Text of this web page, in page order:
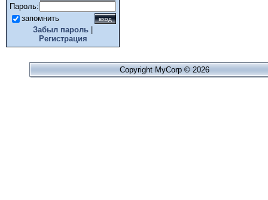
Пароль:
запомнить
Забыл пароль
Регистрация
Copyright MyCorp © 2026